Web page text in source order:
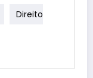
Direito